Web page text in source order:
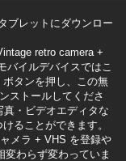
ブレットにダウンロー
retro camera +
バイルデバイスではこ
タンを押し、この無
ストールしてくださ
・ビデオエディタな
ることができます。
メラ + VHS を登録や
わらず変わっていま